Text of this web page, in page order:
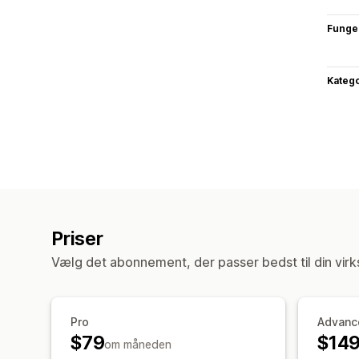
Priser
Vælg det abonnement, der passer bedst til din
Pro
$79om måneden